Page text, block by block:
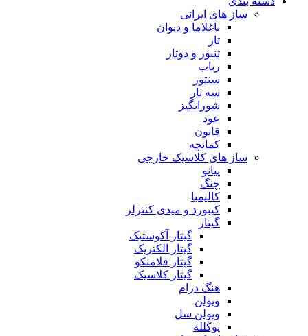
ساز های ایرانی
باغلاما و دیوان
تار
تنبور و دوتار
رباب
سنتور
سه تار
شورانگیز
عود
قانون
کمانچه
ساز های کلاسیک خارجی
پیانو
چنگ
کالیمبا
کیبورد و میدی کنترلر
گیتار
گیتار آکوستیک
گیتار الکتریک
گیتار فلامنکو
گیتار کلاسیک
هنگ درام
ویولن
ویولن سل
یوکلله